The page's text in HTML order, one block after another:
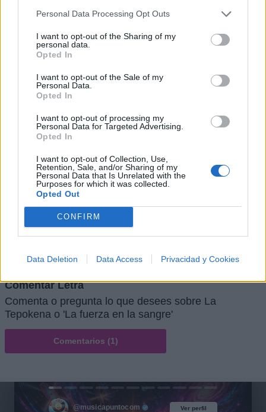
Personal Data Processing Opt Outs
I want to opt-out of the Sharing of my
personal data.
Opted In
I want to opt-out of the Sale of my
Personal Data.
Opted In
I want to opt-out of processing my
Personal Data for Targeted Advertising.
Opted In
I want to opt-out of Collection, Use,
Retention, Sale, and/or Sharing of my
Personal Data that Is Unrelated with the
Purposes for which it was collected.
Opted Out
CONFIRM
Data Deletion Data Access Privacidad y Cookies
+ Letras de La Tepokena
Biografía Ranking
Comentar Letra
Comenta o pregunta lo que desees sobre La
Tepokena o 'La fuerza en la sangre'
Comentarios (1)
Ver perfil
@musicapuntocom Ver perfil